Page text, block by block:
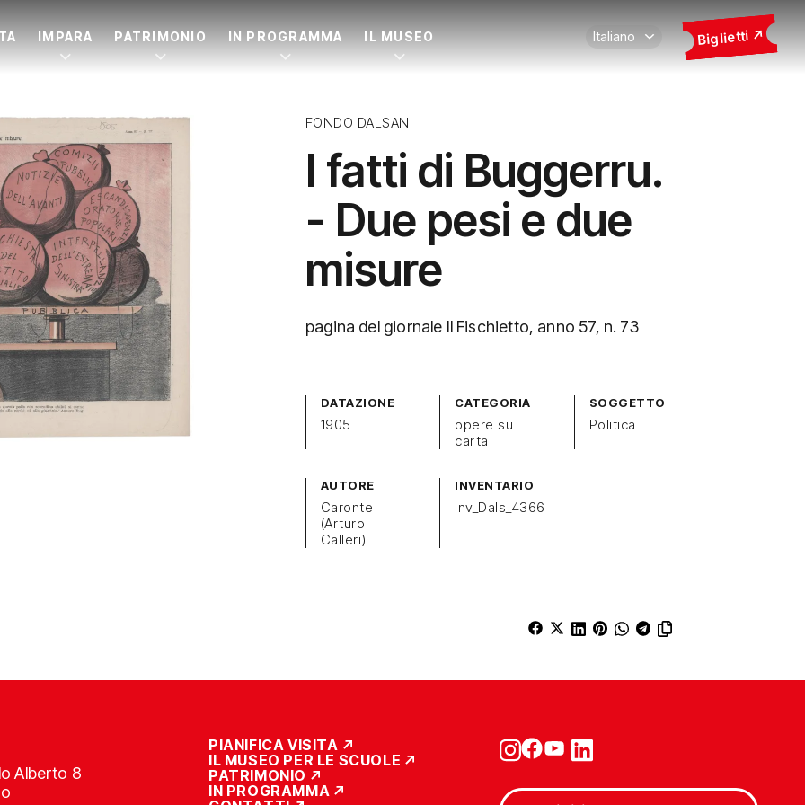
IMPARA PATRIMONIO IN PROGRAMMA IL MUSEO Biglietti
FONDO DALSANI
I fatti di Buggerru.
- Due pesi e due
misure
pagina del giornale Il Fischietto, anno 57, n. 73
DATAZIONE
1905
CATEGORIA
opere su
carta
SOGGETTO
Politica
AUTORE
Caronte
(Arturo
Calleri)
INVENTARIO
Inv_Dals_4366
Alberto 8
PIANIFICA VISITA
IL MUSEO PER LE SCUOLE
PATRIMONIO
IN PROGRAMMA